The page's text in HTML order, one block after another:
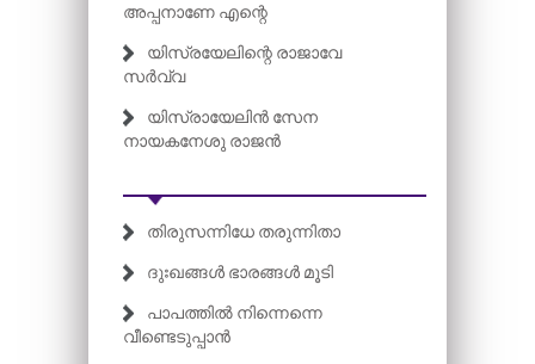
അപ്പനാണേ എന്റെ
യിസ്രയേലിന്റെ രാജാവേ
സർവ്വ
യിസ്രായേലിൻ സേന
നായകനേശു രാജൻ
തിരുസന്നിധേ തരുന്നിതാ
ദുഃഖങ്ങൾ ഭാരങ്ങൾ മൂടി
പാപത്തിൽ നിന്നെന്നെ
വീണ്ടെടുപ്പാൻ